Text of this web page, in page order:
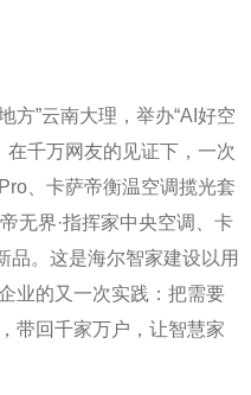
方”云南大理，举办“AI好空
在千万网友的见证下，一次
、卡萨帝衡温空调揽光套
无界·指挥家中央空调、卡
品。这是海尔智家建设以用
业的又一次实践：把需要
带回千家万户，让智慧家